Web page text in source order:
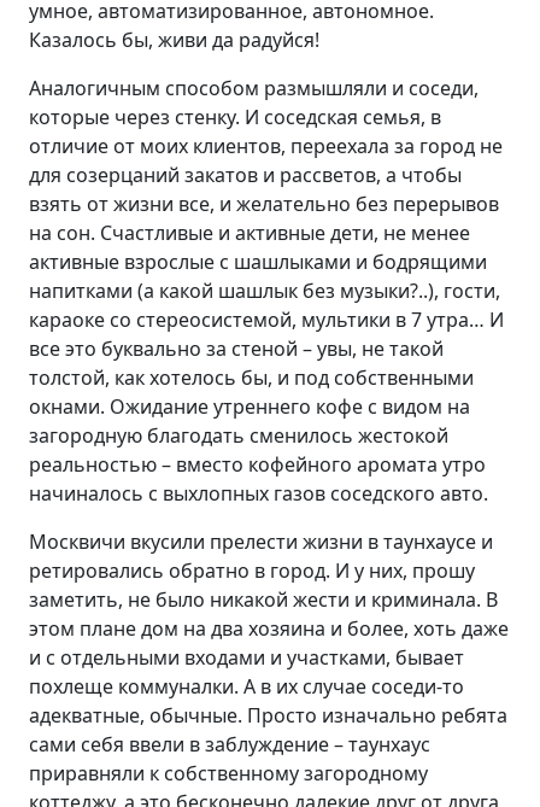
умное, автоматизированное, автономное.
Казалось бы, живи да радуйся!
Аналогичным способом размышляли и соседи,
которые через стенку. И соседская семья, в
отличие от моих клиентов, переехала за город не
для созерцаний закатов и рассветов, а чтобы
взять от жизни все, и желательно без перерывов
на сон. Счастливые и активные дети, не менее
активные взрослые с шашлыками и бодрящими
напитками (а какой шашлык без музыки?..), гости,
караоке со стереосистемой, мультики в 7 утра… И
все это буквально за стеной – увы, не такой
толстой, как хотелось бы, и под собственными
окнами. Ожидание утреннего кофе с видом на
загородную благодать сменилось жестокой
реальностью – вместо кофейного аромата утро
начиналось с выхлопных газов соседского авто.
Москвичи вкусили прелести жизни в таунхаусе и
ретировались обратно в город. И у них, прошу
заметить, не было никакой жести и криминала. В
этом плане дом на два хозяина и более, хоть даже
и с отдельными входами и участками, бывает
похлеще коммуналки. А в их случае соседи-то
адекватные, обычные. Просто изначально ребята
сами себя ввели в заблуждение – таунхаус
приравняли к собственному загородному